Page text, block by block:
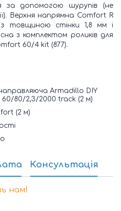
за допомогою шурупів (не
Верхня напрямна Comfort R
товщиною стінки 1,8 мм і
з комплектом роликів для
60/4 kit (877).
Armadillo DIY
80/2,3/2000 track (2 м)
(2 м)
Консультація
нам!